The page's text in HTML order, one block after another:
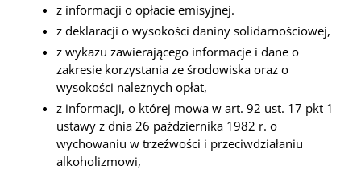
z informacji o opłacie emisyjnej.
z deklaracji o wysokości daniny solidarnościowej,
z wykazu zawierającego informacje i dane o
zakresie korzystania ze środowiska oraz o
wysokości należnych opłat,
z informacji, o której mowa w art. 92 ust. 17 pkt 1
ustawy z dnia 26 października 1982 r. o
wychowaniu w trzeźwości i przeciwdziałaniu
alkoholizmowi,